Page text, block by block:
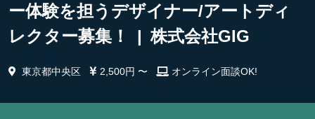
ー体験を担うデザイナー/アートディ
レクター募集！ | 株式会社GIG
東京都中央区 2,500円 〜 オンライン面談OK!